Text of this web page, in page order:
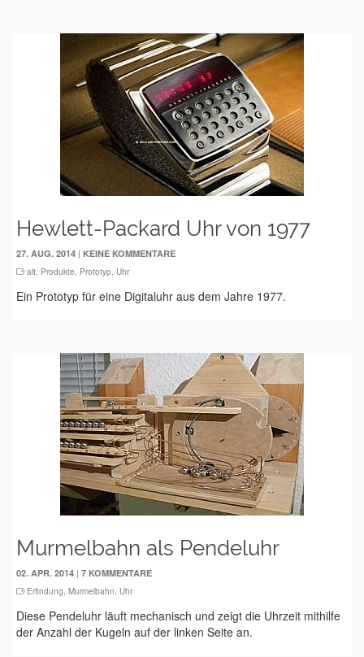
Hewlett-Packard Uhr von 1977
27. AUG. 2014 | KEINE KOMMENTARE
alt, Produkte, Prototyp, Uhr
Ein Prototyp für eine Digitaluhr aus dem Jahre 1977.
Murmelbahn als Pendeluhr
02. APR. 2014 | 7 KOMMENTARE
Erfindung, Murmelbahn, Uhr
Diese Pendeluhr läuft mechanisch und zeigt die Uhrzeit mithilfe
der Anzahl der Kugeln auf der linken Seite an.